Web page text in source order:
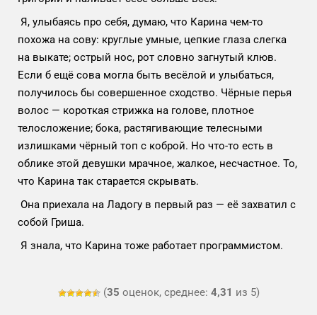
Я, улыбаясь про себя, думаю, что Карина чем-то
похожа на сову: круглые умные, цепкие глаза слегка
на выкате; острый нос, рот словно загнутый клюв.
Если б ещё сова могла быть весёлой и улыбаться,
получилось бы совершенное сходство. Чёрные перья
волос — короткая стрижка на голове, плотное
телосложение; бока, растягивающие телесными
излишками чёрный топ с коброй. Но что-то есть в
облике этой девушки мрачное, жалкое, несчастное. То,
что Карина так старается скрывать.
Она приехала на Ладогу в первый раз — её захватил с
собой Гриша.
Я знала, что Карина тоже работает программистом.
(35 оценок, среднее: 4,31 из 5)